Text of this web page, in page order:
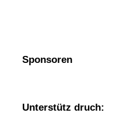
Sponsoren
Unterstütz druch: